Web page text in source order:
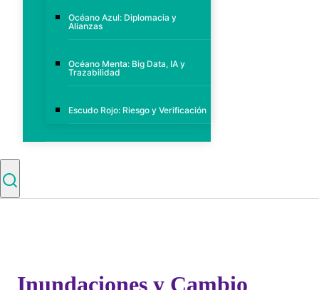
Océano Azul: Diplomacia y
Alianzas
Océano Menta: Big Data, IA y
Trazabilidad
Escudo Rojo: Riesgo y Verificación
Inundaciones y Cambio